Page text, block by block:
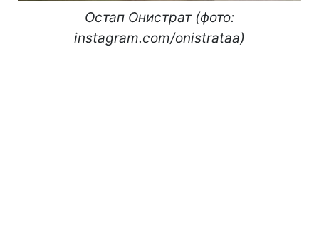
Остап Онистрат (фото:
instagram.com/onistrataa)